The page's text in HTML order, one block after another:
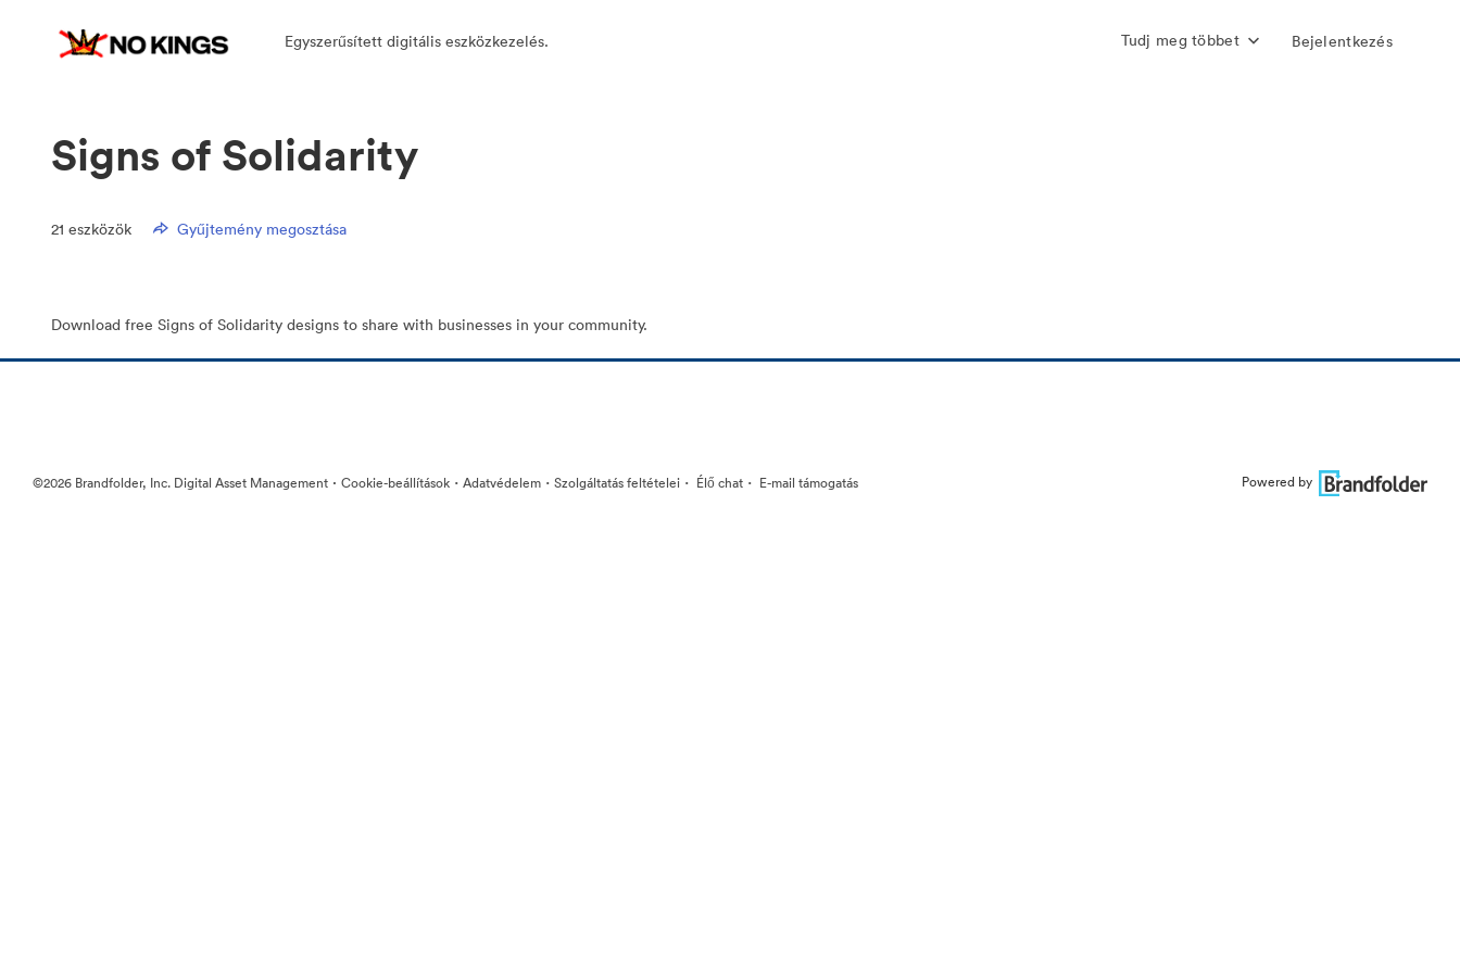
Egyszerűsített digitális eszközkezelés. Tudj meg többet Bejelentkezés
Signs of Solidarity
21 eszközök Gyűjtemény megosztása
Download free Signs of Solidarity designs to share with businesses in your community.
©2026 Brandfolder, Inc. Digital Asset Management · Cookie-beállítások · Adatvédelem · Szolgáltatás feltételei · Élő chat · E-mail támogatás Powered by